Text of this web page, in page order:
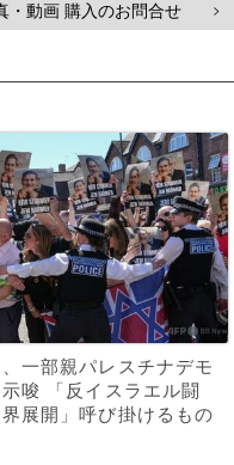
・動画 購入のお問合せ >
一部親パレスチナデモ
唆 「反イスラエル闘
展開」呼び掛けるもの